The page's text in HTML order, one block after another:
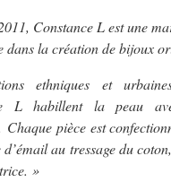
Constance L est une
dans la création de bijoux
ethniques et
L habillent la peau
Chaque pièce est
au tressage du
»